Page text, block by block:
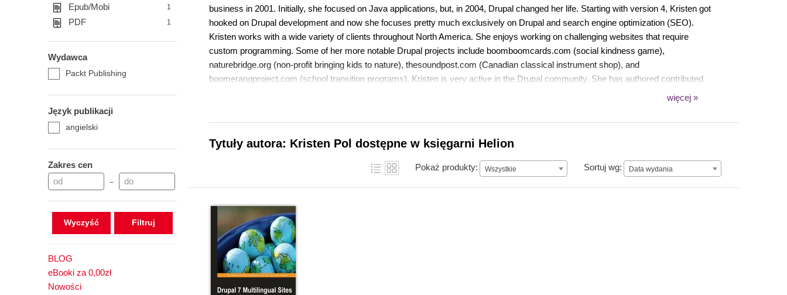
Epub/Mobi
1
PDF 1
Wydawca
Packt Publishing
Język publikacji
angielski
Zakres cen
–
Wyczyść
BLOG
eBooki za 0,00zł
Nowości
business in 2001. Initially, she focused on Java applications, but, in 2004, Drupal changed her life. Starting with version 4, Kristen got
hooked on Drupal development and now she focuses pretty much exclusively on Drupal and search engine optimization (SEO).
Kristen works with a wide variety of clients throughout North America. She enjoys working on challenging websites that require
custom programming. Some of her more notable Drupal projects include boomboomcards.com (social kindness game),
naturebridge.org (non-profit bringing kids to nature), thesoundpost.com (Canadian classical instrument shop), and
boomerangproject.com (school transition programs). Kristen is very active in the Drupal community. She has authored contributed
modules including Featured Content and SEO Friend, regularly attends the Santa Cruz Drupal user group, improves drupal.org
doing Drupal, Kristen enjoys photography, travel, hiking, and spending time with her husband and two sons in beautiful Santa Cruz.
więcej »
Tytuły autora: Kristen Pol dostępne w księgarni Helion
Pokaż produkty: Wszystkie Sortuj wg: Data wydania
Data wydania